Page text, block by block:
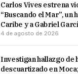
Carlos Vives estrena
“Buscando el Mar”, un
Caribe y a Gabriel
4 de agosto de 2026
Investigan hallazgo de
descuartizado en